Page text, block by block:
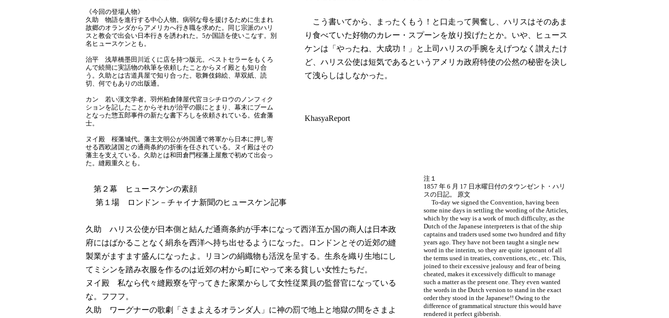
《今回の登場人物》
久助 物語を進行する中心人物。病弱な母を援けるために生まれ
故郷のオランダからアメリカへ行き職を求めた。同じ宗派のハリ
スと教会で出会い日本行きを誘われた。5か国語を使いこなす。別
名ヒュースケンとも。
治平 浅草橋墨田川近くに店を持つ版元。ベストセラーをもくろ
んで続簡に実話物の執筆を依頼したことからヌイ殿とも知り合
う。久助とは古道具屋で知り合った。歌舞伎錦絵、草双紙、読
切、何でもありの出版通。
カン 若い漢文学者。羽州柏倉陣屋代官ヨシチロウのノンフィク
ションを記したことからそれが治平の眼にとまり、幕末にブーム
となった惣五郎事件の新たな書下ろしを依頼されている。佐倉藩
士。
ヌイ殿 桜藩城代。藩主文明公が外国通で将軍から日本に押し寄
せる西欧諸国との通商条約の折衝を任されている。ヌイ殿はその
藩主を支えている。久助とは和田倉門桜藩上屋敷で初めて出会っ
た。縫殿重久とも。
こう書いてから、まったくもう！と口走って興奮し、ハリスはそのあま
り食べていた好物のカレー・スプーンを放り投げたとか。いや、ヒュース
ケンは「やったね、大成功！」と上司ハリスの手腕をえげつなく讃えたけ
ど、ハリス公使は短気であるというアメリカ政府特使の公然の秘密を決し
て洩らしはしなかった。
KhasyaReport
第２幕 ヒュースケンの素顔
第１場 ロンドン－チャイナ新聞のヒュースケン記事
久助 ハリス公使が日本側と結んだ通商条約が手本になって西洋五か国の商人は日本政
府にはばかることなく絹糸を西洋へ持ち出せるようになった。ロンドンとその近郊の縫
製業がますます盛んになったよ。リヨンの絹織物も活況を呈する。生糸を織り生地にし
てミシンを踏み衣服を作るのは近郊の村から町にやって来る貧しい女性たちだ。
ヌイ殿 私なら代々縫殿寮を守ってきた家業からして女性従業員の監督官になっている
な。フフフ。
久助 ワーグナーの歌劇「さまよえるオランダ人」に神の罰で地上と地獄の間をさまよ
注１
1857 年 6 月 17 日水曜日付のタウンゼント・ハリ
スの日記。 原文
To-day we signed the Convention, having been
some nine days in settling the wording of the Articles,
which by the way is a work of much difficulty, as the
Dutch of the Japanese interpreters is that of the ship
captains and traders used some two hundred and fifty
years ago. They have not been taught a single new
word in the interim, so they are quite ignorant of all
the terms used in treaties, conventions, etc., etc. This,
joined to their excessive jealousy and fear of being
cheated, makes it excessively difficult to manage
such a matter as the present one. They even wanted
the words in the Dutch version to stand in the exact
order they stood in the Japanese!! Owing to the
difference of grammatical structure this would have
rendered it perfect gibberish.